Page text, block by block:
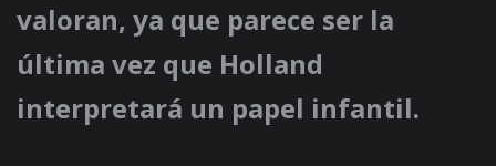
valoran, ya que parece ser la
última vez que Holland
interpretará un papel infantil.